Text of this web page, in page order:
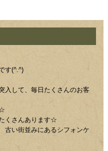
す(^.^)
して、毎日たくさんのお客
さんあります☆
い街並みにあるシフォンケ